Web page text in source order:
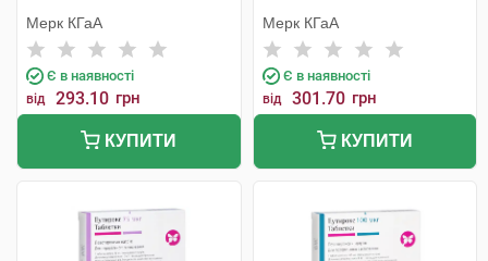
Мерк КГаА
Є в наявності
від 293.10 грн
КУПИТИ
Мерк КГаА
Є в наявності
від 301.70 грн
КУПИТИ